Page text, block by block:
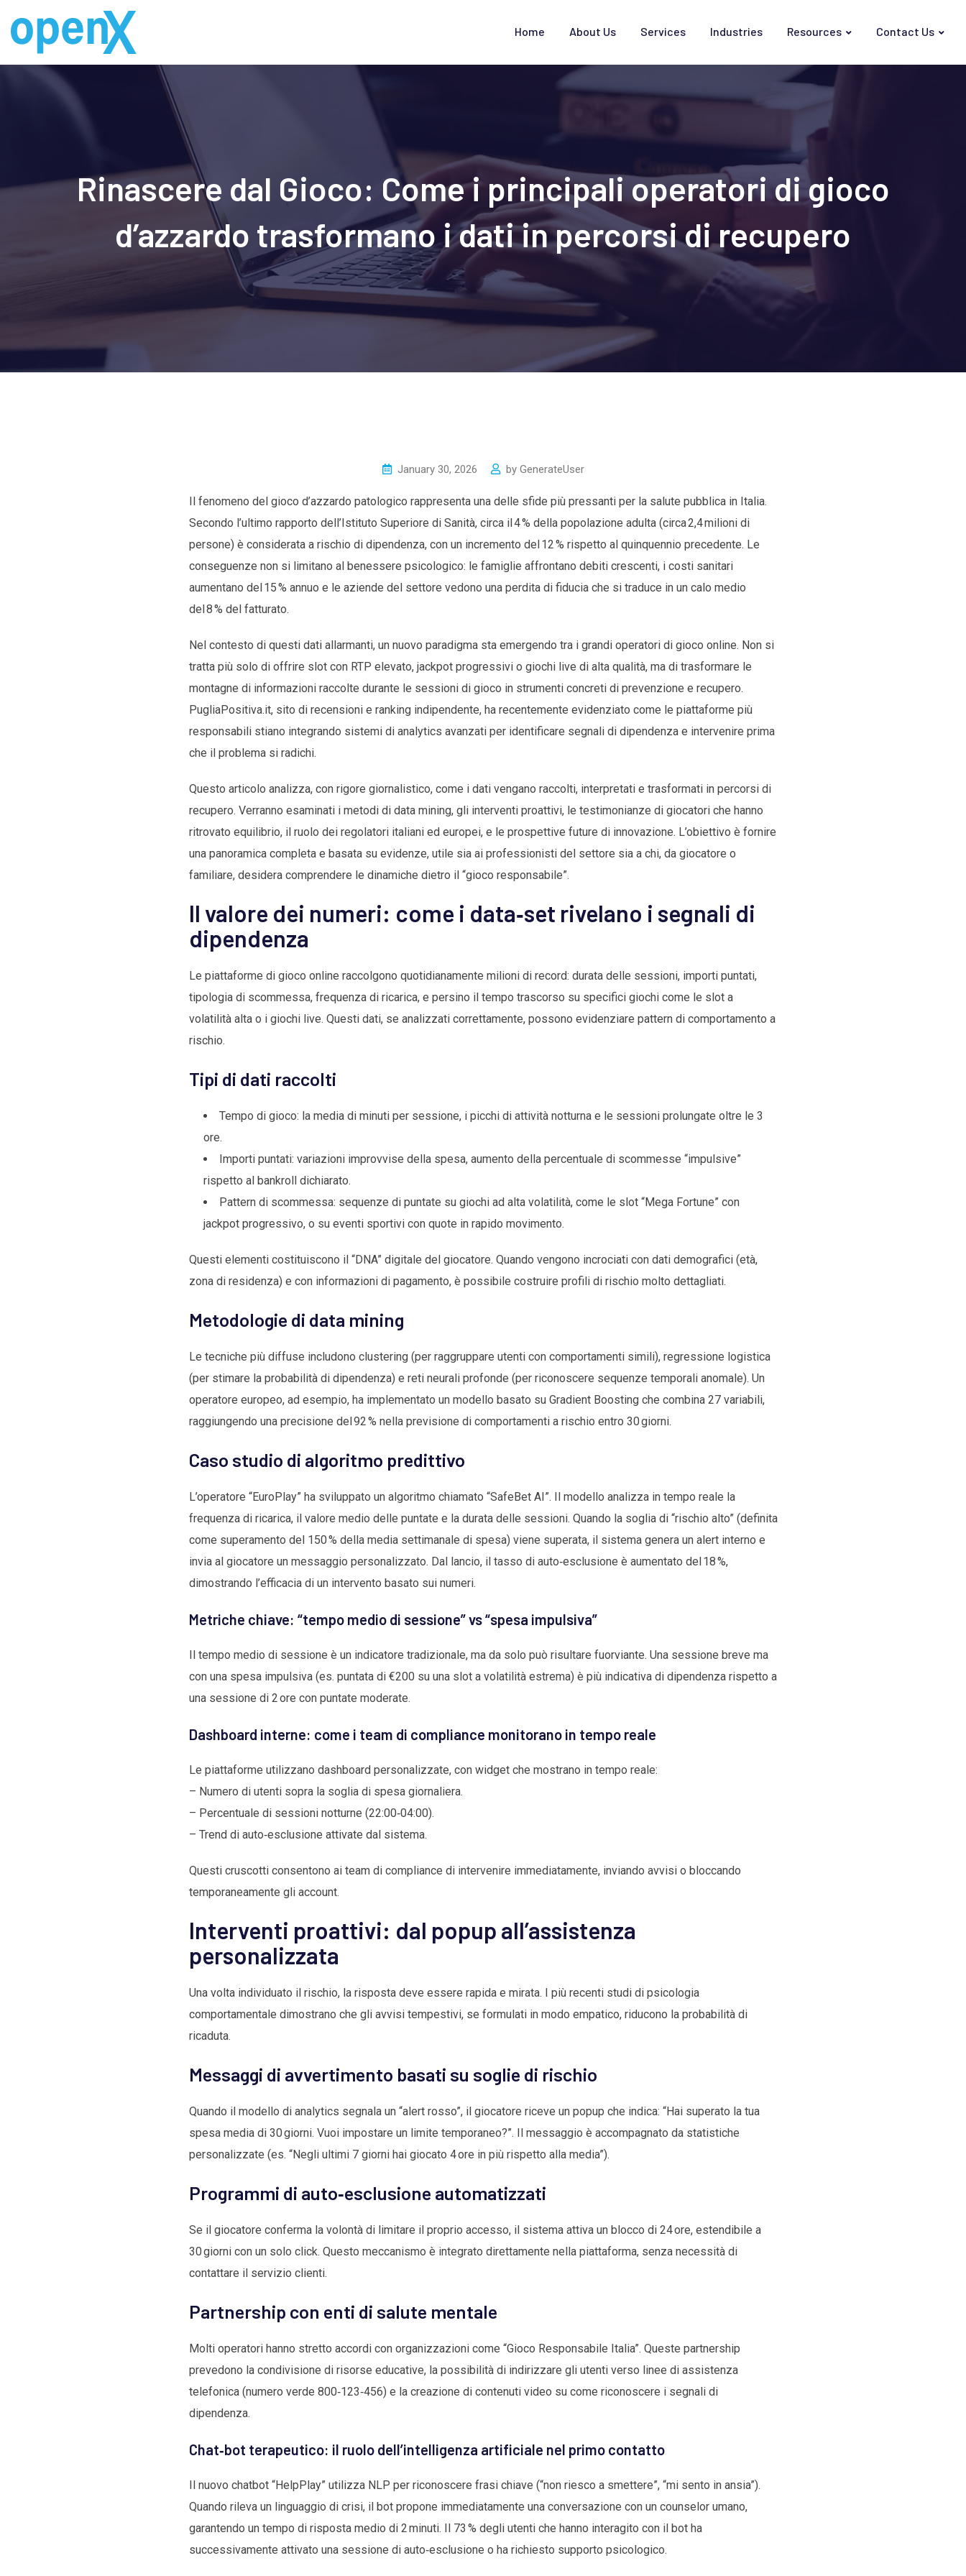
Home About Us Services Industries Resources Contact Us
Rinascere dal Gioco: Come i principali operatori di gioco
d’azzardo trasformano i dati in percorsi di recupero
January 30, 2026 by GenerateUser
Il fenomeno del gioco d’azzardo patologico rappresenta una delle sfide più pressanti per la salute pubblica in Italia.
Secondo l’ultimo rapporto dell’Istituto Superiore di Sanità, circa il 4 % della popolazione adulta (circa 2,4 milioni di
persone) è considerata a rischio di dipendenza, con un incremento del 12 % rispetto al quinquennio precedente. Le
conseguenze non si limitano al benessere psicologico: le famiglie affrontano debiti crescenti, i costi sanitari
aumentano del 15 % annuo e le aziende del settore vedono una perdita di fiducia che si traduce in un calo medio
del 8 % del fatturato.
Nel contesto di questi dati allarmanti, un nuovo paradigma sta emergendo tra i grandi operatori di gioco online. Non si
tratta più solo di offrire slot con RTP elevato, jackpot progressivi o giochi live di alta qualità, ma di trasformare le
montagne di informazioni raccolte durante le sessioni di gioco in strumenti concreti di prevenzione e recupero.
PugliaPositiva.it, sito di recensioni e ranking indipendente, ha recentemente evidenziato come le piattaforme più
responsabili stiano integrando sistemi di analytics avanzati per identificare segnali di dipendenza e intervenire prima
che il problema si radichi.
Questo articolo analizza, con rigore giornalistico, come i dati vengano raccolti, interpretati e trasformati in percorsi di
recupero. Verranno esaminati i metodi di data mining, gli interventi proattivi, le testimonianze di giocatori che hanno
ritrovato equilibrio, il ruolo dei regolatori italiani ed europei, e le prospettive future di innovazione. L’obiettivo è fornire
una panoramica completa e basata su evidenze, utile sia ai professionisti del settore sia a chi, da giocatore o
familiare, desidera comprendere le dinamiche dietro il “gioco responsabile”.
Il valore dei numeri: come i data‑set rivelano i segnali di
dipendenza
Le piattaforme di gioco online raccolgono quotidianamente milioni di record: durata delle sessioni, importi puntati,
tipologia di scommessa, frequenza di ricarica, e persino il tempo trascorso su specifici giochi come le slot a
volatilità alta o i giochi live. Questi dati, se analizzati correttamente, possono evidenziare pattern di comportamento a
rischio.
Tipi di dati raccolti
Tempo di gioco: la media di minuti per sessione, i picchi di attività notturna e le sessioni prolungate oltre le 3
ore.
Importi puntati: variazioni improvvise della spesa, aumento della percentuale di scommesse “impulsive”
rispetto al bankroll dichiarato.
Pattern di scommessa: sequenze di puntate su giochi ad alta volatilità, come le slot “Mega Fortune” con
jackpot progressivo, o su eventi sportivi con quote in rapido movimento.
Questi elementi costituiscono il “DNA” digitale del giocatore. Quando vengono incrociati con dati demografici (età,
zona di residenza) e con informazioni di pagamento, è possibile costruire profili di rischio molto dettagliati.
Metodologie di data mining
Le tecniche più diffuse includono clustering (per raggruppare utenti con comportamenti simili), regressione logistica
(per stimare la probabilità di dipendenza) e reti neurali profonde (per riconoscere sequenze temporali anomale). Un
operatore europeo, ad esempio, ha implementato un modello basato su Gradient Boosting che combina 27 variabili,
raggiungendo una precisione del 92 % nella previsione di comportamenti a rischio entro 30 giorni.
Caso studio di algoritmo predittivo
L’operatore “EuroPlay” ha sviluppato un algoritmo chiamato “SafeBet AI”. Il modello analizza in tempo reale la
frequenza di ricarica, il valore medio delle puntate e la durata delle sessioni. Quando la soglia di “rischio alto” (definita
come superamento del 150 % della media settimanale di spesa) viene superata, il sistema genera un alert interno e
invia al giocatore un messaggio personalizzato. Dal lancio, il tasso di auto‑esclusione è aumentato del 18 %,
dimostrando l’efficacia di un intervento basato sui numeri.
Metriche chiave: “tempo medio di sessione” vs “spesa impulsiva”
Il tempo medio di sessione è un indicatore tradizionale, ma da solo può risultare fuorviante. Una sessione breve ma
con una spesa impulsiva (es. puntata di €200 su una slot a volatilità estrema) è più indicativa di dipendenza rispetto a
una sessione di 2 ore con puntate moderate.
Dashboard interne: come i team di compliance monitorano in tempo reale
Le piattaforme utilizzano dashboard personalizzate, con widget che mostrano in tempo reale:
– Numero di utenti sopra la soglia di spesa giornaliera.
– Percentuale di sessioni notturne (22:00‑04:00).
– Trend di auto‑esclusione attivate dal sistema.
Questi cruscotti consentono ai team di compliance di intervenire immediatamente, inviando avvisi o bloccando
temporaneamente gli account.
Interventi proattivi: dal popup all’assistenza
personalizzata
Una volta individuato il rischio, la risposta deve essere rapida e mirata. I più recenti studi di psicologia
comportamentale dimostrano che gli avvisi tempestivi, se formulati in modo empatico, riducono la probabilità di
ricaduta.
Messaggi di avvertimento basati su soglie di rischio
Quando il modello di analytics segnala un “alert rosso”, il giocatore riceve un popup che indica: “Hai superato la tua
spesa media di 30 giorni. Vuoi impostare un limite temporaneo?”. Il messaggio è accompagnato da statistiche
personalizzate (es. “Negli ultimi 7 giorni hai giocato 4 ore in più rispetto alla media”).
Programmi di auto‑esclusione automatizzati
Se il giocatore conferma la volontà di limitare il proprio accesso, il sistema attiva un blocco di 24 ore, estendibile a
30 giorni con un solo click. Questo meccanismo è integrato direttamente nella piattaforma, senza necessità di
contattare il servizio clienti.
Partnership con enti di salute mentale
Molti operatori hanno stretto accordi con organizzazioni come “Gioco Responsabile Italia”. Queste partnership
prevedono la condivisione di risorse educative, la possibilità di indirizzare gli utenti verso linee di assistenza
telefonica (numero verde 800‑123‑456) e la creazione di contenuti video su come riconoscere i segnali di
dipendenza.
Chat‑bot terapeutico: il ruolo dell’intelligenza artificiale nel primo contatto
Il nuovo chatbot “HelpPlay” utilizza NLP per riconoscere frasi chiave (“non riesco a smettere”, “mi sento in ansia”).
Quando rileva un linguaggio di crisi, il bot propone immediatamente una conversazione con un counselor umano,
garantendo un tempo di risposta medio di 2 minuti. Il 73 % degli utenti che hanno interagito con il bot ha
successivamente attivato una sessione di auto‑esclusione o ha richiesto supporto psicologico.